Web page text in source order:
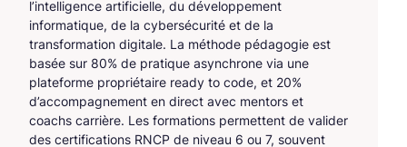
l’intelligence artificielle, du développement
informatique, de la cybersécurité et de la
transformation digitale. La méthode pédagogie est
basée sur 80% de pratique asynchrone via une
plateforme propriétaire ready to code, et 20%
d’accompagnement en direct avec mentors et
coachs carrière. Les formations permettent de valider
des certifications RNCP de niveau 6 ou 7, souvent